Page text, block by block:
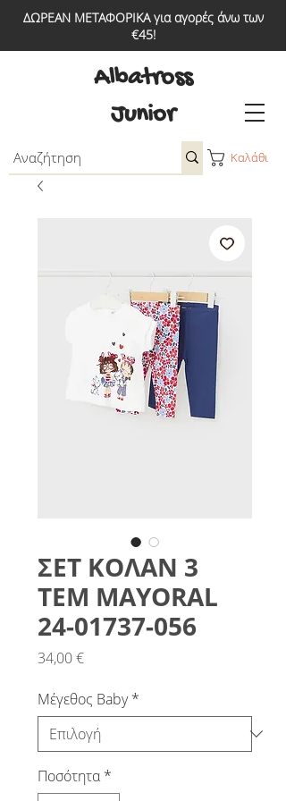
ΔΩΡΕΑΝ ΜΕΤΑΦΟΡΙΚΑ για αγορές άνω των
€45!
Καλάθι
Albatross
Junior
ΣΕΤ ΚΟΛΑΝ 3
ΤΕΜ MAYORAL
24-01737-056
34,00 €Τιμή
Μέγεθος Baby *
Ποσότητα *